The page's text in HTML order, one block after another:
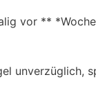
vor **
unverzüglich,